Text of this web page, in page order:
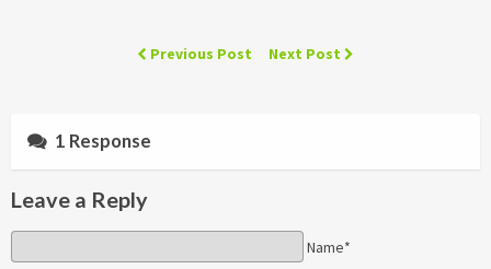
Previous Post Next Post
1 Response
Leave a Reply
Name*